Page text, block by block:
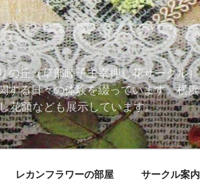
の丘（草部睦子主宰押し花サークル
する日々の体験を綴っています。横
花額なども展示しています。
レカンフラワーの部屋 サークル案内